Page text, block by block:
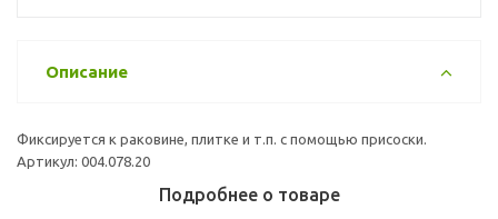
Описание
Фиксируется к раковине, плитке и т.п. с помощью присоски.
Артикул: 004.078.20
Подробнее о товаре